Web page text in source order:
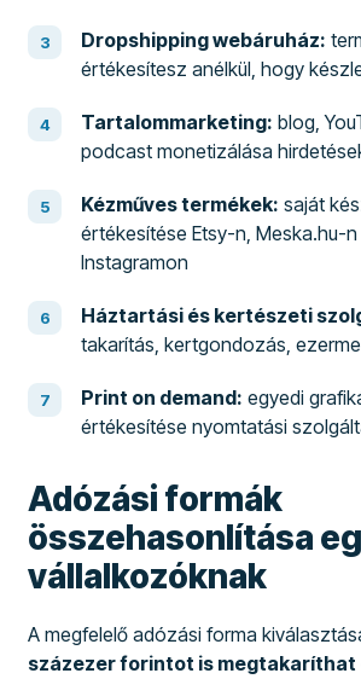
Dropshipping webáruház:
értékesítesz anélkül, hogy
Tartalommarketing: blog,
podcast monetizálása
Kézműves termékek: saját
értékesítése Etsy-n, Meska.hu-
Instagramon
Háztartási és kertészeti
takarítás, kertgondozás,
Print on demand: egyedi
értékesítése nyomtatási
Adózási formák
összehasonlítása
vállalkozóknak
A megfelelő adózási forma
százezer forintot is megtakaríthat